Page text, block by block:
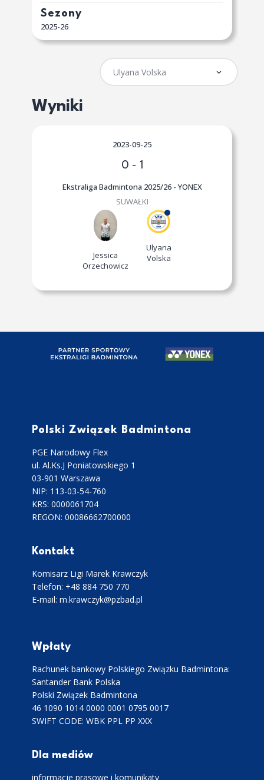
Sezony
2025-26
Wyniki
Jessica
Orzechowicz
Ulyana
Volska
2023-09-25
0 - 1
Ekstraliga Badmintona 2025/26 - YONEX
SUWAŁKI
Polski Związek Badmintona
PGE Narodowy Flex
ul. Al.Ks.J Poniatowskiego 1
03-901 Warszawa
NIP: 113-03-54-760
KRS: 0000061704
REGON: 00086662700000
Kontakt
Komisarz Ligi Marek Krawczyk
Telefon: +48 884 750 770
E-mail: m.krawczyk@pzbad.pl
Wpłaty
Rachunek bankowy Polskiego Związku Badmintona:
Santander Bank Polska
Polski Związek Badmintona
46 1090 1014 0000 0001 0795 0017
SWIFT CODE: WBK PPL PP XXX
Dla mediów
informacje prasowe i komunikaty